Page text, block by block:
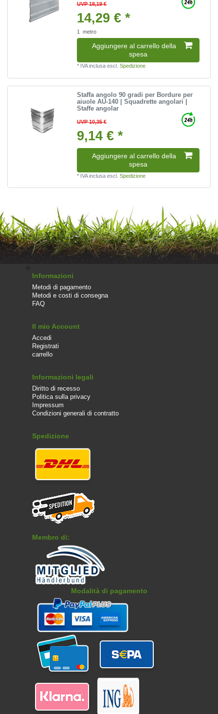
UVP 18,19 €
14,29 € *
1 metro
Aggiungere al carrello della
spesa
* IVA inclusa escl.Spedizione
Staffa angolo 90 gradi per Bordure per
aiuole AU-140 | Squadrette angolari |
Staffe angolar
UVP 10,35 €
9,14 € *
Aggiungere al carrello della
spesa
* IVA inclusa escl.Spedizione
Informazioni
Metodi di pagamento
Metodi e costi di consegna
FAQ
Il mio Account
Accedi
Registrati
carrello
Informazioni legali
Diritto di recesso
Politica sulla privacy
Impressum
Condizioni generali di contratto
Spedizione
Membro di:
Modalità di pagamento